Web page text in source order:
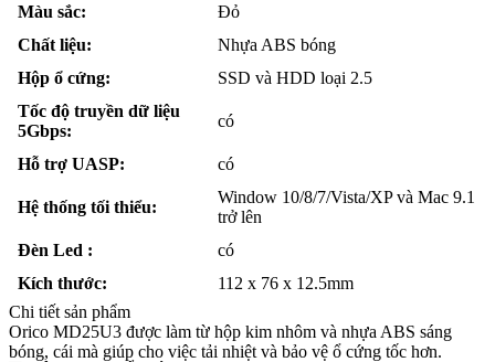
Màu sắc:
Đỏ
Chất liệu:
Nhựa ABS bóng
Hộp ổ cứng:
SSD và HDD loại 2.5
Tốc độ truyền dữ liệu
5Gbps:
có
Hỗ trợ UASP: có
Hệ thống tối thiểu:
Window 10/8/7/Vista/XP và Mac 9.1
trở lên
Đèn Led :
có
Kích thước:
112 x 76 x 12.5mm
Chi tiết sản phẩm
Orico MD25U3 được làm từ hộp kim nhôm và nhựa ABS sáng
bóng, cái mà giúp cho việc tải nhiệt và bảo vệ ổ cứng tốc hơn.